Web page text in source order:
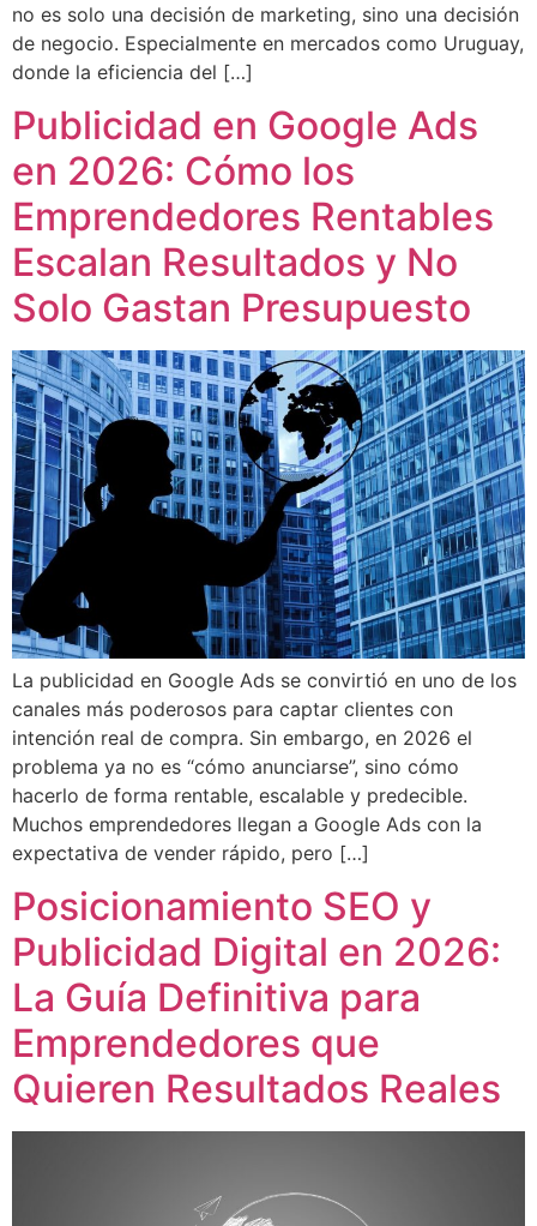
no es solo una decisión de marketing, sino una decisión
de negocio. Especialmente en mercados como Uruguay,
donde la eficiencia del […]
Publicidad en Google Ads
en 2026: Cómo los
Emprendedores Rentables
Escalan Resultados y No
Solo Gastan Presupuesto
La publicidad en Google Ads se convirtió en uno de los
canales más poderosos para captar clientes con
intención real de compra. Sin embargo, en 2026 el
problema ya no es “cómo anunciarse”, sino cómo
hacerlo de forma rentable, escalable y predecible.
Muchos emprendedores llegan a Google Ads con la
expectativa de vender rápido, pero […]
Posicionamiento SEO y
Publicidad Digital en 2026:
La Guía Definitiva para
Emprendedores que
Quieren Resultados Reales